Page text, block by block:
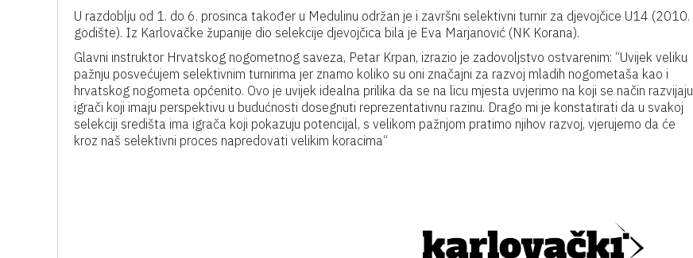
U razdoblju od 1. do 6. prosinca također u Medulinu održan je i završni selektivni turnir za djevojčice U14 (2010.
godište). Iz Karlovačke županije dio selekcije djevojčica bila je Eva Marjanović (NK Korana).
Glavni instruktor Hrvatskog nogometnog saveza, Petar Krpan, izrazio je zadovoljstvo ostvarenim: “Uvijek veliku
pažnju posvećujem selektivnim turnirima jer znamo koliko su oni značajni za razvoj mladih nogometaša kao i
hrvatskog nogometa općenito. Ovo je uvijek idealna prilika da se na licu mjesta uvjerimo na koji se način razvijaju
igrači koji imaju perspektivu u budućnosti dosegnuti reprezentativnu razinu. Drago mi je konstatirati da u svakoj
selekciji središta ima igrača koji pokazuju potencijal, s velikom pažnjom pratimo njihov razvoj, vjerujemo da će
kroz naš selektivni proces napredovati velikim koracima“